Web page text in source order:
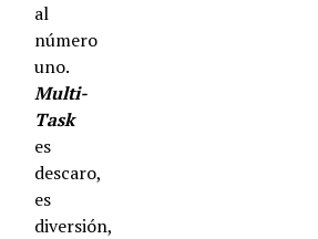
al
número
uno.
Multi-
Task
es
descaro,
es
diversión,